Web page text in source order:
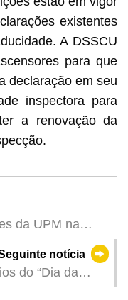
existentes
A DSSCU
para que
declaração em seu
inspectora para
a renovação da
da UPM na
Criativas das
de Guangdong,
notícia
do “Dia da